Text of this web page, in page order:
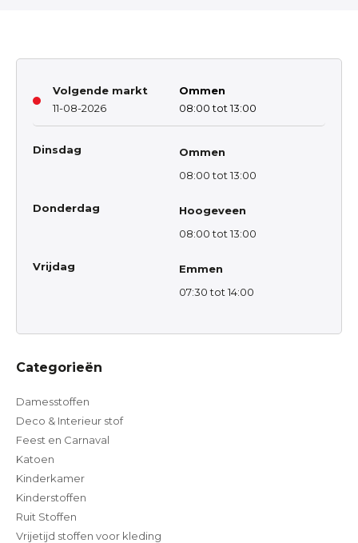
Volgende markt
11-08-2026
Ommen
08:00 tot 13:00
Dinsdag
Ommen
08:00 tot 13:00
Donderdag
Hoogeveen
08:00 tot 13:00
Vrijdag
Emmen
07:30 tot 14:00
Categorieën
Damesstoffen
Deco & Interieur stof
Feest en Carnaval
Katoen
Kinderkamer
Kinderstoffen
Ruit Stoffen
Vrijetijd stoffen voor kleding